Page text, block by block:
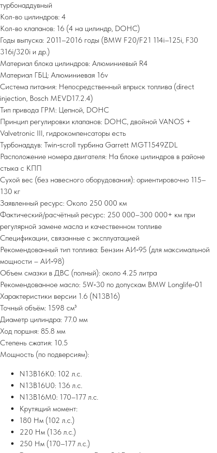
турбонаддувный
Кол-во цилиндров: 4
Кол-во клапанов: 16 (4 на цилиндр, DOHC)
Годы выпуска: 2011–2016 годы (BMW F20/F21 114i–125i, F30
316i/320i и др.)
Материал блока цилиндров: Алюминиевый R4
Материал ГБЦ: Алюминиевая 16v
Система питания: Непосредственный впрыск топлива (direct
injection, Bosch MEVD17.2.4)
Тип привода ГРМ: Цепной, DOHC
Принцип регулировки клапанов: DOHC, двойной VANOS +
Valvetronic III, гидрокомпенсаторы есть
Турбонаддув: Twin‑scroll турбина Garrett MGT1549ZDL
Расположение номера двигателя: На блоке цилиндров в районе
стыка с КПП
Сухой вес (без навесного оборудования): ориентировочно 115–
130 кг
Заявленный ресурс: Около 250 000 км
Фактический/расчётный ресурс: 250 000–300 000+ км при
регулярной замене масла и качественном топливе
Спецификации, связанные с эксплуатацией
Рекомендованный тип топлива: Бензин АИ‑95 (для максимальной
мощности – АИ‑98)
Объем смазки в ДВС (полный): около 4.25 литра
Рекомендованное масло: 5W‑30 по допускам BMW Longlife‑01
Характеристики версии 1.6 (N13B16)
Точный объём: 1598 см³
Диаметр цилиндра: 77.0 мм
Ход поршня: 85.8 мм
Степень сжатия: 10.5
Мощность (по подверсиям):
N13B16K0: 102 л.с.
N13B16U0: 136 л.с.
N13B16M0: 170–177 л.с.
Крутящий момент:
180 Нм (102 л.с.)
220 Нм (136 л.с.)
250 Нм (170–177 л.с.)